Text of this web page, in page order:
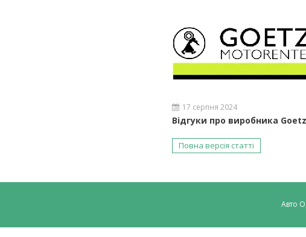
17 серпня 2024
Відгуки про виробника
Повна версія статті